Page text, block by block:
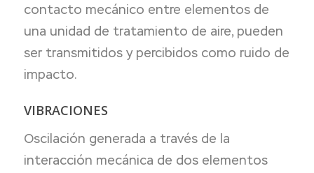
contacto mecánico entre elementos de
una unidad de tratamiento de aire, pueden
ser transmitidos y percibidos como ruido de
impacto.
VIBRACIONES
Oscilación generada a través de la
interacción mecánica de dos elementos